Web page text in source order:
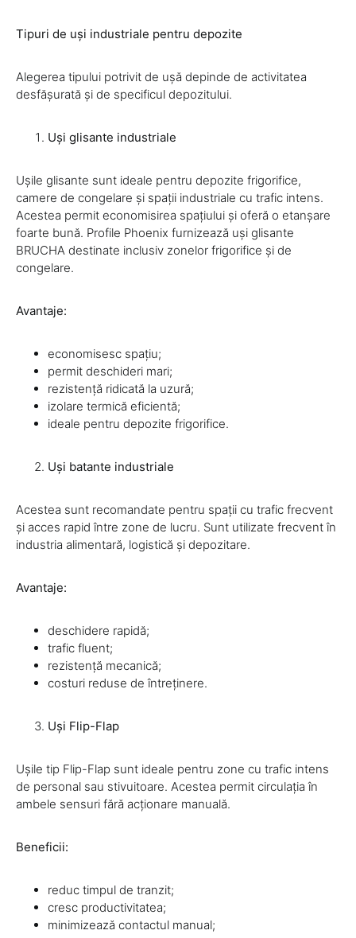
Tipuri de uși industriale pentru depozite
Alegerea tipului potrivit de ușă depinde de activitatea
desfășurată și de specificul depozitului.
Uși glisante industriale
Ușile glisante sunt ideale pentru depozite frigorifice,
camere de congelare și spații industriale cu trafic intens.
Acestea permit economisirea spațiului și oferă o etanșare
foarte bună. Profile Phoenix furnizează uși glisante
BRUCHA destinate inclusiv zonelor frigorifice și de
congelare.
Avantaje:
economisesc spațiu;
permit deschideri mari;
rezistență ridicată la uzură;
izolare termică eficientă;
ideale pentru depozite frigorifice.
Uși batante industriale
Acestea sunt recomandate pentru spații cu trafic frecvent
și acces rapid între zone de lucru. Sunt utilizate frecvent în
industria alimentară, logistică și depozitare.
Avantaje:
deschidere rapidă;
trafic fluent;
rezistență mecanică;
costuri reduse de întreținere.
Uși Flip-Flap
Ușile tip Flip-Flap sunt ideale pentru zone cu trafic intens
de personal sau stivuitoare. Acestea permit circulația în
ambele sensuri fără acționare manuală.
Beneficii:
reduc timpul de tranzit;
cresc productivitatea;
minimizează contactul manual;